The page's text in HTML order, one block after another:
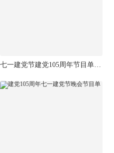
七一建党节建党105周年节目单模板